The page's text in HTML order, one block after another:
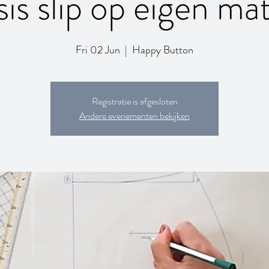
Fri 02 Jun
  |
Happy Button
Registratie is afgesloten
Andere evenementen bekijken